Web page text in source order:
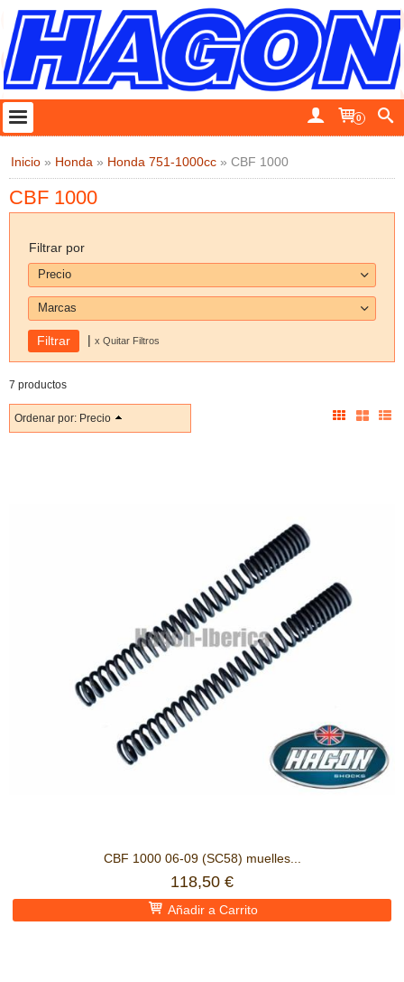
0
Inicio » Honda » Honda 751-1000cc » CBF 1000
CBF 1000
Filtrar por
Precio
Marcas
| x Quitar Filtros
7 productos
Ordenar por: Precio
CBF 1000 06-09 (SC58) muelles...
118,50 €
Añadir a Carrito